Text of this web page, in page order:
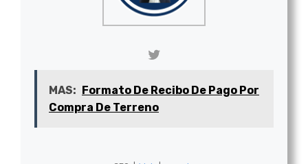
MAS: Formato De Recibo De Pago Por
Compra De Terreno